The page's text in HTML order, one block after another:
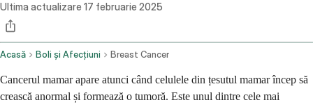
Ultima actualizare 17 februarie 2025
Acasă Boli și Afecțiuni Breast Cancer
Cancerul mamar apare atunci când celulele din țesutul mamar încep să
crească anormal și formează o tumoră. Este unul dintre cele mai